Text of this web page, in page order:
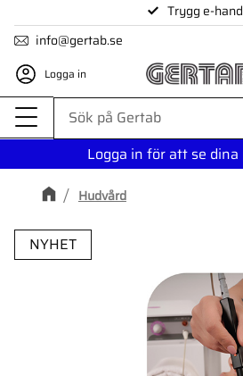
Meny
Trygg e-
info@gertab.se
Logga in
Logga in för att se
Hudvård
NYHET